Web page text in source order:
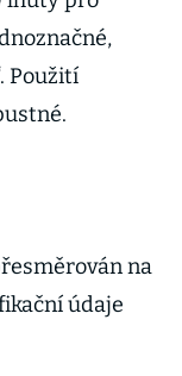
Použití
na
údaje